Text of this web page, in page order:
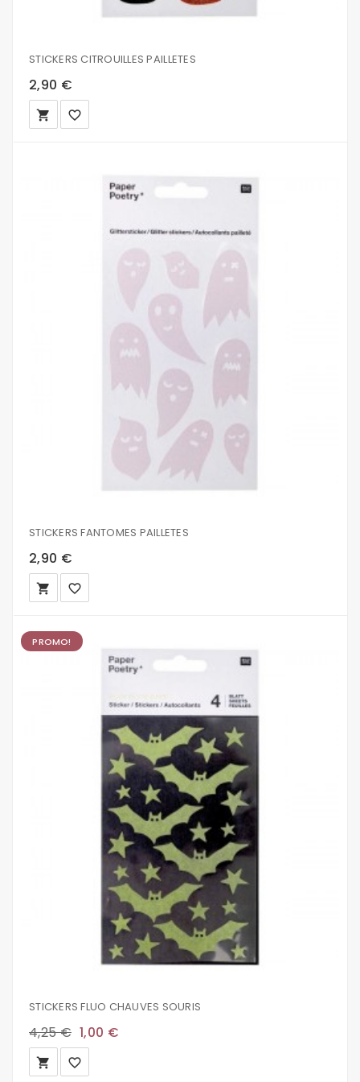
STICKERS CITROUILLES PAILLETES
2,90 €
local_grocery_store favorite_border
STICKERS FANTOMES PAILLETES
2,90 €
local_grocery_store favorite_border
PROMO!
STICKERS FLUO CHAUVES SOURIS
4,25 € 1,00 €
local_grocery_store favorite_border